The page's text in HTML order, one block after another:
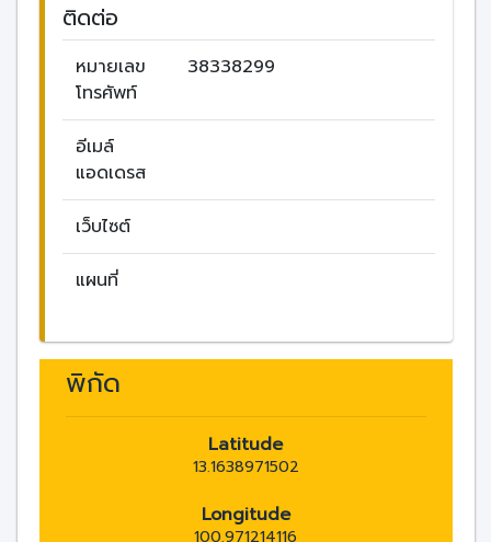
ติดต่อ
หมายเลข
โทรศัพท์
38338299
อีเมล์
แอดเดรส
เว็บไซต์
แผนที่
พิกัด
Latitude
13.1638971502
Longitude
100.971214116